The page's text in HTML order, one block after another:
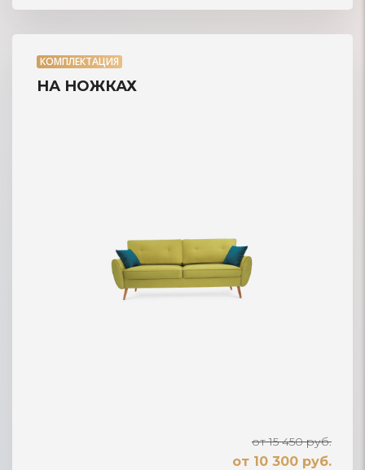
КОМПЛЕКТАЦИЯ
НА НОЖКАХ
от 15 450 руб.
от 10 300 руб.